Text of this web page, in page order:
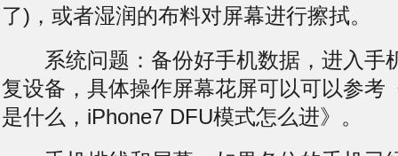
了)，或者湿润的布料对屏幕进行擦拭。
系统问题：备份好手机数据，进入手
复设备，具体操作屏幕花屏可以可以参考
是什么，iPhone7 DFU模式怎么进》。